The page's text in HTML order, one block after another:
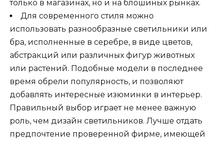
только в магазинах, но и на блошиных рынках.
Для современного стиля можно
использовать разнообразные светильники или
бра, исполненные в серебре, в виде цветов,
абстракций или различных фигур животных
или растений. Подобные модели в последнее
время обрели популярность, и позволяют
добавлять интересные изюминки в интерьер.
Правильный выбор играет не менее важную
роль, чем дизайн светильников. Лучше отдать
предпочтение проверенной фирме, имеющей